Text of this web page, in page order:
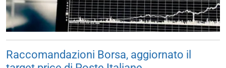
Raccomandazioni Borsa, aggiornato il